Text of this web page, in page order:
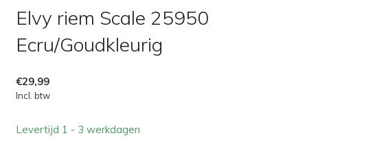
Elvy riem Scale 25950
Ecru/Goudkleurig
€29,99
Incl. btw
Levertijd 1 - 3 werkdagen